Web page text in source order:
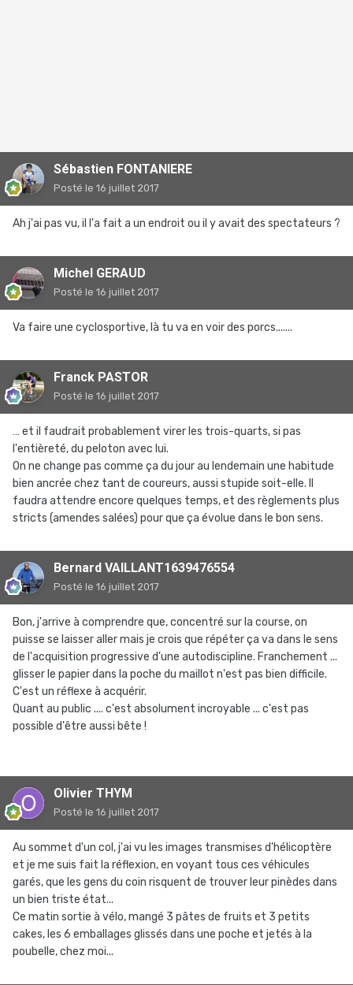
Sébastien FONTANIERE
Posté le 16 juillet 2017
Ah j'ai pas vu, il l'a fait a un endroit ou il y avait des spectateurs ?
Michel GERAUD
Posté le 16 juillet 2017
Va faire une cyclosportive, là tu va en voir des porcs.......
Franck PASTOR
Posté le 16 juillet 2017
… et il faudrait probablement virer les trois-quarts, si pas
l'entièreté, du peloton avec lui.
On ne change pas comme ça du jour au lendemain une habitude
bien ancrée chez tant de coureurs, aussi stupide soit-elle. Il
faudra attendre encore quelques temps, et des règlements plus
stricts (amendes salées) pour que ça évolue dans le bon sens.
Bernard VAILLANT1639476554
Posté le 16 juillet 2017
Bon, j'arrive à comprendre que, concentré sur la course, on
puisse se laisser aller mais je crois que répéter ça va dans le sens
de l'acquisition progressive d'une autodiscipline. Franchement ...
glisser le papier dans la poche du maillot n'est pas bien difficile.
C'est un réflexe à acquérir.
Quant au public .... c'est absolument incroyable ... c'est pas
possible d'être aussi bête !
Olivier THYM
Posté le 16 juillet 2017
Au sommet d'un col, j'ai vu les images transmises d'hélicoptère
et je me suis fait la réflexion, en voyant tous ces véhicules
garés, que les gens du coin risquent de trouver leur pinèdes dans
un bien triste état...
Ce matin sortie à vélo, mangé 3 pâtes de fruits et 3 petits
cakes, les 6 emballages glissés dans une poche et jetés à la
poubelle, chez moi...